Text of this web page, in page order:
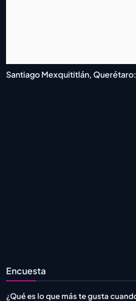
Santiago Mexquititlán,
Encuesta
¿Qué es lo que más te gusta